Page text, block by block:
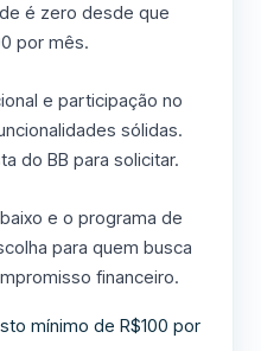
é zero desde que
por mês.
e participação no
sólidas.
do BB para solicitar.
e o programa de
para quem busca
financeiro.
mínimo de R$100 por